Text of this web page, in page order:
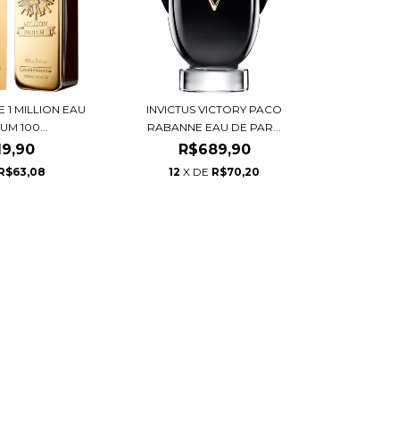
1 MILLION EAU
100...
INVICTUS VICTORY PACO
RABANNE EAU DE PAR...
R$689,90
12 X DE R$70,20